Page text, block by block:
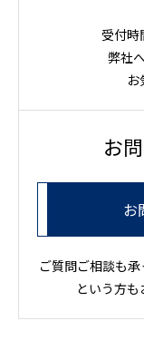
受付時
弊社
お
お
お
ご質問ご相談も
という方も